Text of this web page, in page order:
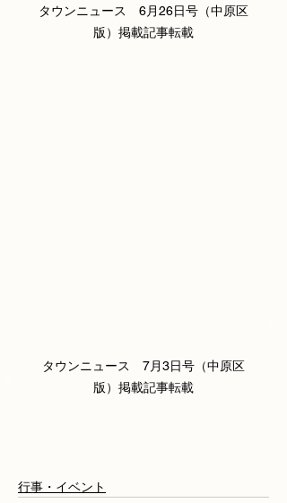
タウンニュース　6月26日号（中原区
版）掲載記事転載
タウンニュース　7月3日号（中原区
版）掲載記事転載
行事・イベント